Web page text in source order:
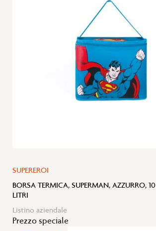
SUPEREROI
BORSA TERMICA, SUPERMAN, AZZURRO, 10
LITRI
Listino aziendale
Prezzo speciale